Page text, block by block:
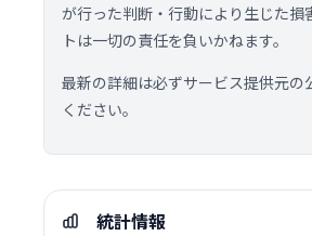
が行った判断・行動により生じた損
トは一切の責任を負いかねます。
最新の詳細は必ずサービス提供元の
ください。
統計情報